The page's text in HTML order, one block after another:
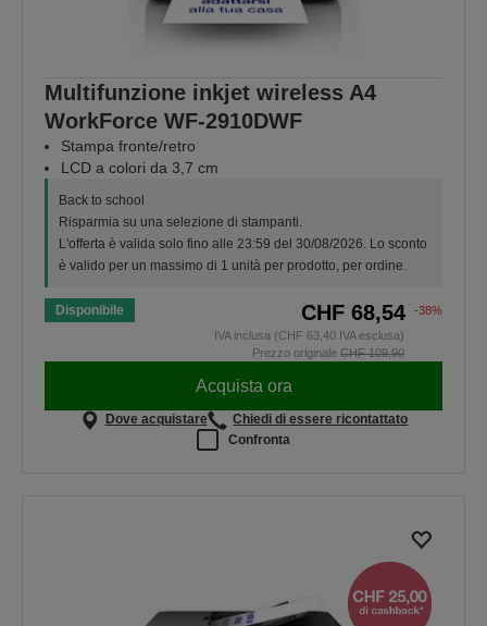
Multifunzione inkjet wireless A4
WorkForce WF-2910DWF
Stampa fronte/retro
LCD a colori da 3,7 cm
Back to school
Risparmia su una selezione di stampanti.
L'offerta è valida solo fino alle 23:59 del 30/08/2026. Lo sconto
è valido per un massimo di 1 unità per prodotto, per ordine.
Disponibile CHF 68,54
-38%
IVA inclusa (CHF 63,40 IVA esclusa)
Prezzo originale CHF 109,90
Acquista ora
Dove acquistare
Chiedi di essere ricontattato
Confronta